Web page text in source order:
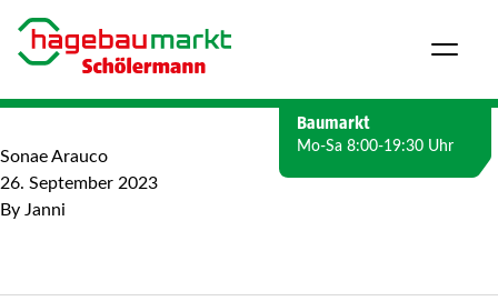
Baumarkt
Mo-Sa 8:00-19:30 Uhr
Sonae Arauco
26. September 2023
By Janni